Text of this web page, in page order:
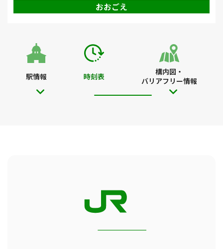
おおごえ
駅情報 時刻表
構内図・
バリアフリー情報